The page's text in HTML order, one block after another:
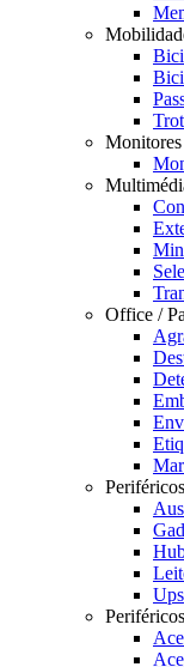
Monitores
Office /
Periféricos
Ups